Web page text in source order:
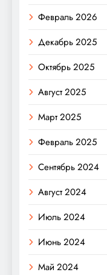
Февраль 2026
Декабрь 2025
Октябрь 2025
Август 2025
Март 2025
Февраль 2025
Сентябрь 2024
Август 2024
Июль 2024
Июнь 2024
Май 2024